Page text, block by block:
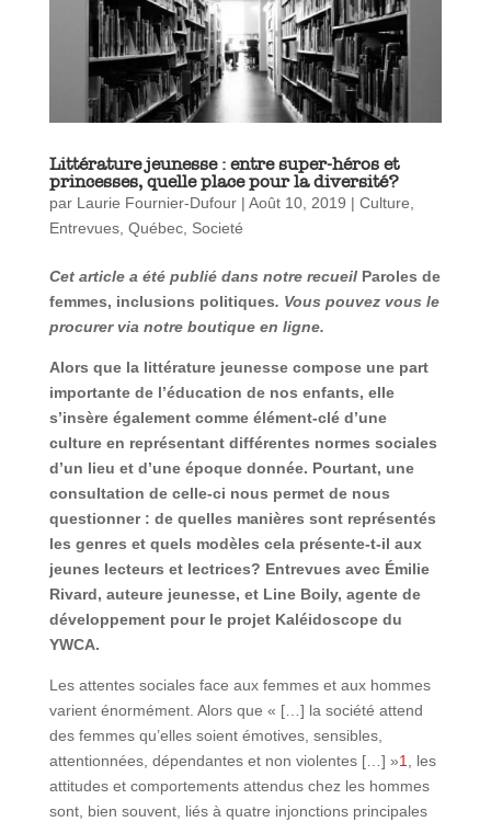
Littérature jeunesse : entre super-héros et
princesses, quelle place pour la diversité?
par Laurie Fournier-Dufour| Août 10, 2019 | Culture
Entrevues, Québec, Societé
Cet article a été publié dans notre recueil Paroles de
femmes, inclusions politiques. Vous pouvez vous le
procurer via notre boutique en ligne.
Alors que la littérature jeunesse compose une part
importante de l’éducation de nos enfants, elle
s’insère également comme élément-clé d’une
culture en représentant différentes normes sociales
d’un lieu et d’une époque donnée. Pourtant, une
consultation de celle-ci nous permet de nous
questionner : de quelles manières sont représentés
les genres et quels modèles cela présente-t-il aux
jeunes lecteurs et lectrices? Entrevues avec Émilie
Rivard, auteure jeunesse, et Line Boily, agente de
développement pour le projet Kaléidoscope du
YWCA.
Les attentes sociales face aux femmes et aux hommes
varient énormément. Alors que « […] la société attend
des femmes qu’elles soient émotives, sensibles,
attentionnées, dépendantes et non violentes […] »1
, les
attitudes et comportements attendus chez les hommes
sont, bien souvent, liés à quatre injonctions principales